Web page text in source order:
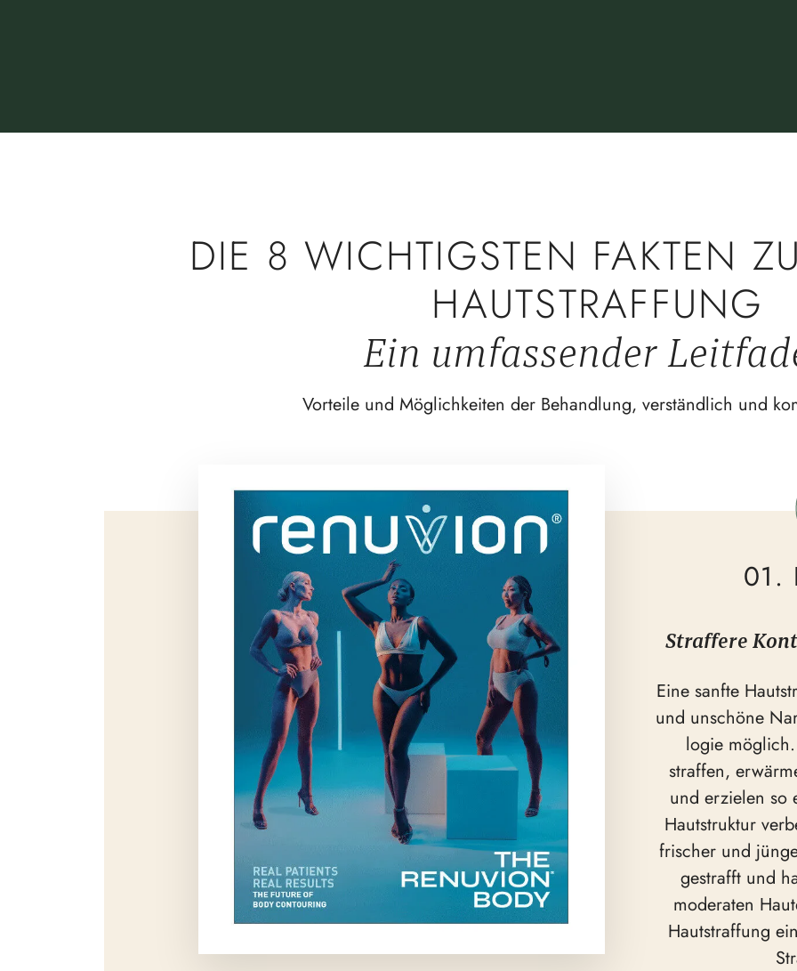
DIE 8 WICHTIGSTEN FAKTEN
HAUTSTRAFFUNG
Ein umfassender
Vorteile und Möglich­keiten der Behandlung, verständlich und
01.
Straffere
Eine sanfte
und unschöne
logie
straffen,
und erzielen so
Hautstruktur
frischer und
gestrafft und
moderaten
Hautstraffung